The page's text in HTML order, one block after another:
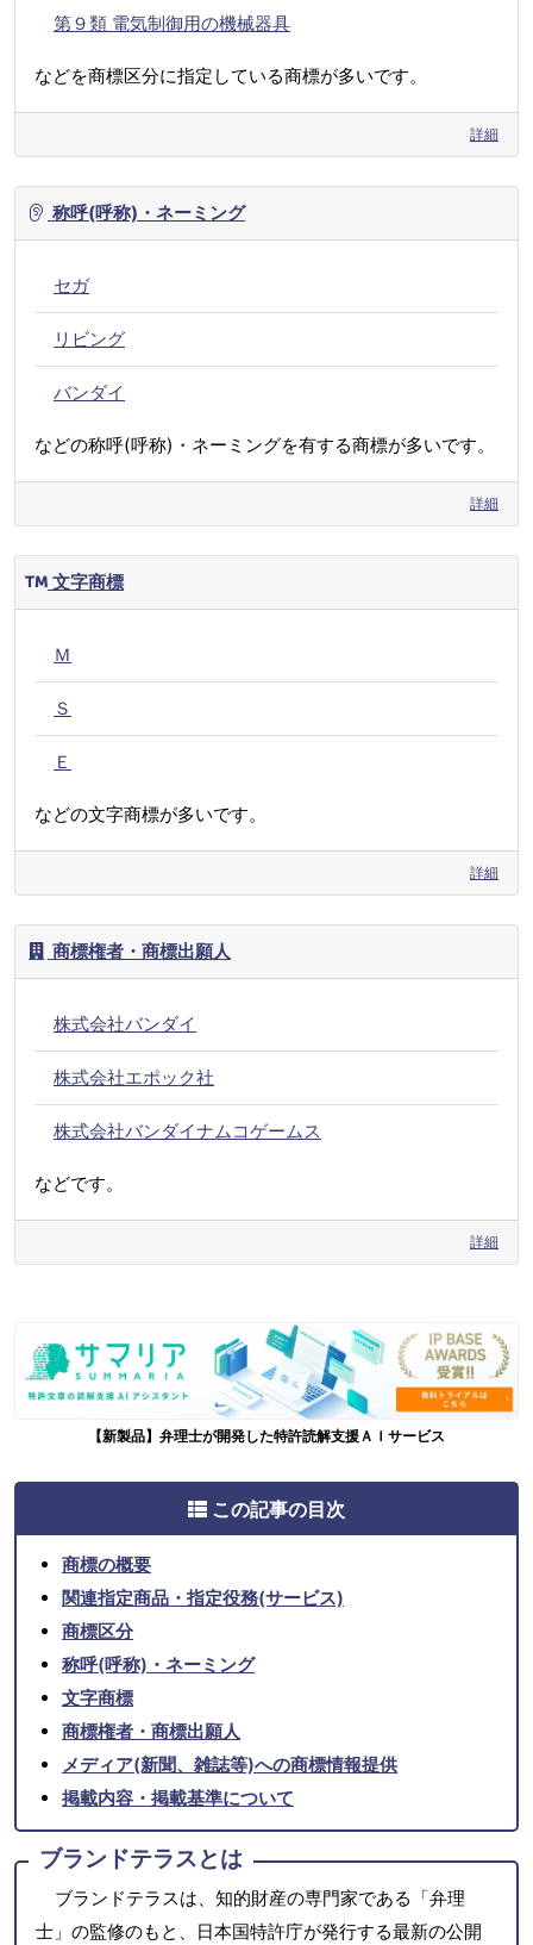
第９類 電気制御用の機械器具
などを商標区分に指定している商標が多いです。
詳細
称呼(呼称)・ネーミング
セガ
リビング
バンダイ
などの称呼(呼称)・ネーミングを有する商標が多いです。
詳細
文字商標
Ｍ
Ｓ
Ｅ
などの文字商標が多いです。
詳細
商標権者・商標出願人
株式会社バンダイ
株式会社エポック社
株式会社バンダイナムコゲームス
などです。
詳細
【新製品】弁理士が開発した特許読解支援ＡＩサービス
この記事の目次
商標の概要
関連指定商品・指定役務(サービス)
商標区分
称呼(呼称)・ネーミング
文字商標
商標権者・商標出願人
メディア(新聞、雑誌等)への商標情報提供
掲載内容・掲載基準について
ブランドテラスとは
ブランドテラスは、知的財産の専門家である「弁理
士」の監修のもと、日本国特許庁が発行する最新の公開